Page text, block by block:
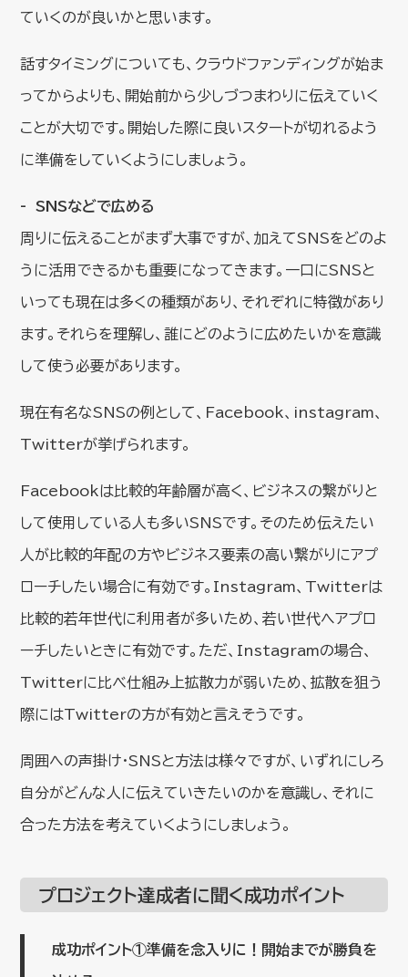
ていくのが良いかと思います。
話すタイミングについても、クラウドファンディングが始ま
ってからよりも、開始前から少しづつまわりに伝えていく
ことが大切です。開始した際に良いスタートが切れるよう
に準備をしていくようにしましょう。
SNSなどで広める
周りに伝えることがまず大事ですが、加えてSNSをどのよ
うに活用できるかも重要になってきます。一口にSNSと
いっても現在は多くの種類があり、それぞれに特徴があり
ます。それらを理解し、誰にどのように広めたいかを意識
して使う必要があります。
現在有名なSNSの例として、Facebook、instagram、
Twitterが挙げられます。
Facebookは比較的年齢層が高く、ビジネスの繋がりと
して使用している人も多いSNSです。そのため伝えたい
人が比較的年配の方やビジネス要素の高い繋がりにアプ
ローチしたい場合に有効です。Instagram、Twitterは
比較的若年世代に利用者が多いため、若い世代へアプロ
ーチしたいときに有効です。ただ、Instagramの場合、
Twitterに比べ仕組み上拡散力が弱いため、拡散を狙う
際にはTwitterの方が有効と言えそうです。
周囲への声掛け・SNSと方法は様々ですが、いずれにしろ
自分がどんな人に伝えていきたいのかを意識し、それに
合った方法を考えていくようにしましょう。
プロジェクト達成者に聞く成功ポイント
成功ポイント①準備を念入りに！開始までが勝負を